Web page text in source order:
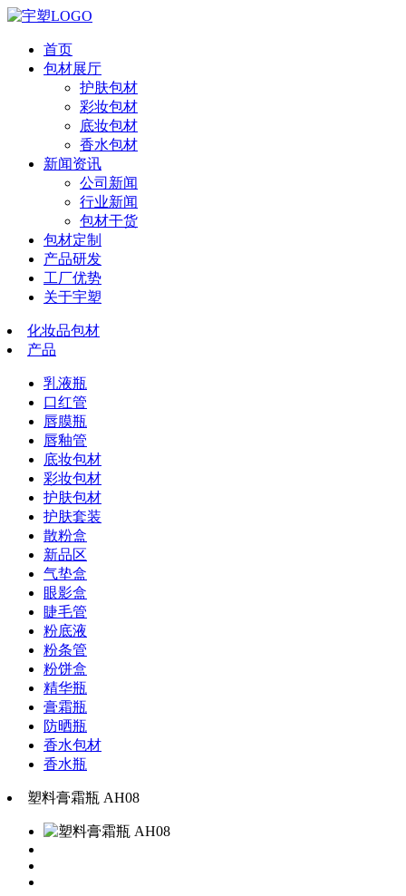
首页
包材展厅
护肤包材
彩妆包材
底妆包材
香水包材
新闻资讯
公司新闻
行业新闻
包材干货
包材定制
产品研发
工厂优势
关于宇塑
化妆品包材
产品
乳液瓶
口红管
唇膜瓶
唇釉管
底妆包材
彩妆包材
护肤包材
护肤套装
散粉盒
新品区
气垫盒
眼影盒
睫毛管
粉底液
粉条管
粉饼盒
精华瓶
膏霜瓶
防晒瓶
香水包材
香水瓶
塑料膏霜瓶 AH08